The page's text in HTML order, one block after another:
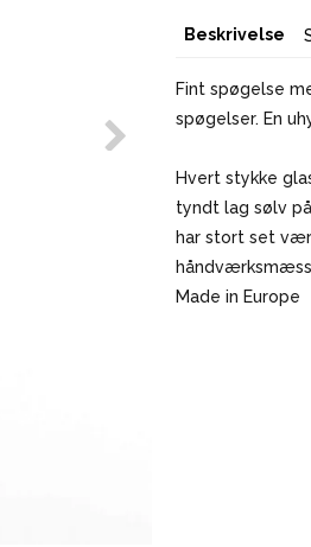
Beskrivelse
Fint spøgelse
spøgelser. En
Hvert stykke
tyndt lag sølv
har stort set
Made in Europe